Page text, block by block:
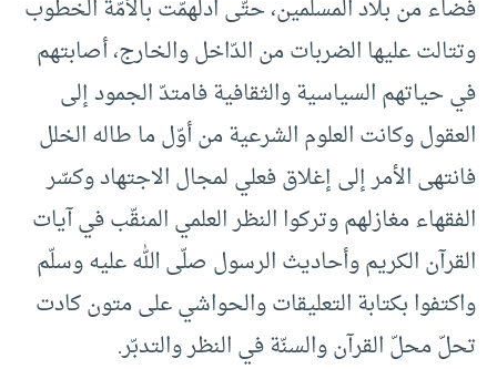
فضاء من بلاد المسلمين، حتّى ادلهمّت بالأمّة الخطوب
وتتالت عليها الضربات من الدّاخل والخارج، أصابتهم
في حياتهم السياسية والثقافية فامتدّ الجمود إلى
العقول وكانت العلوم الشرعية من أوّل ما طاله الخلل
فانتهى الأمر إلى إغلاق فعلي لمجال الاجتهاد وكسّر
الفقهاء مغازلهم وتركوا النظر العلمي المنقّب في آيات
القرآن الكريم وأحاديث الرسول صلّى الله عليه وسلّم
واكتفوا بكتابة التعليقات والحواشي على متون كادت
تحلّ محلّ القرآن والسنّة في النظر والتدبّر.